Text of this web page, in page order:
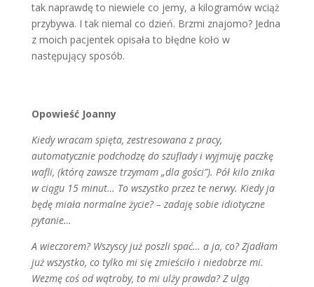
tak naprawdę to niewiele co jemy, a kilogramów wciąż
przybywa. I tak niemal co dzień. Brzmi znajomo? Jedna
z moich pacjentek opisała to błędne koło w
następujący sposób.
Opowieść Joanny
Kiedy wracam spięta, zestresowana z pracy,
automatycznie podchodzę do szuflady i wyjmuję paczkę
wafli, (którą zawsze trzymam „dla gości”). Pół kilo znika
w ciągu 15 minut… To wszystko przez te nerwy. Kiedy ja
będę miała normalne życie? – zadaję sobie idiotyczne
pytanie…
A wieczorem? Wszyscy już poszli spać… a ja, co? Zjadłam
już wszystko, co tylko mi się zmieściło i niedobrze mi.
Wezmę coś od wątroby, to mi ulży prawda? Z ulgą